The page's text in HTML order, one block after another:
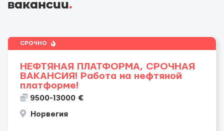
вакансии.
СРОЧНО
НЕФТЯНАЯ ПЛАТФОРМА, СРОЧНАЯ
ВАКАНСИЯ! Работа на нефтяной
платформе!
9500-13000 €
Норвегия